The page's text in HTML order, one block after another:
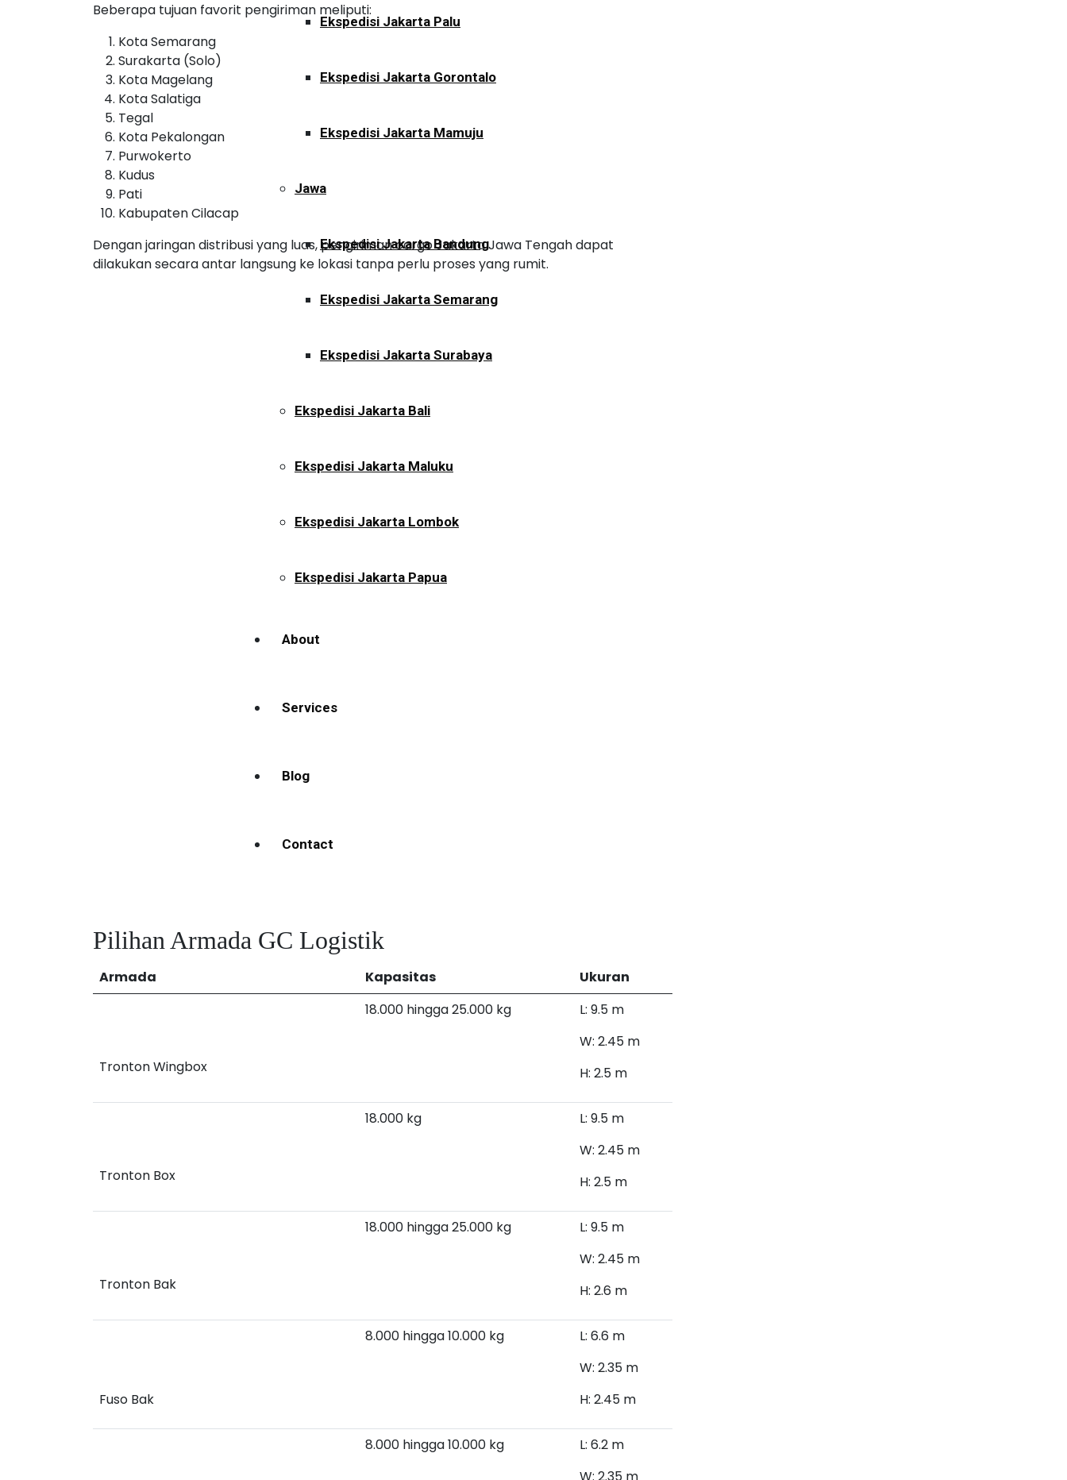
Ekspedisi Jakarta Palu
Ekspedisi Jakarta Gorontalo
Ekspedisi Jakarta Mamuju
Jawa
Ekspedisi Jakarta Bandung
Ekspedisi Jakarta Semarang
Ekspedisi Jakarta Surabaya
Ekspedisi Jakarta Bali
Ekspedisi Jakarta Maluku
Ekspedisi Jakarta Lombok
Ekspedisi Jakarta Papua
About
Services
Blog
Contact
Beberapa tujuan favorit pengiriman meliputi:
Kota Semarang
Surakarta (Solo)
Kota Magelang
Kota Salatiga
Tegal
Kota Pekalongan
Purwokerto
Kudus
Pati
Kabupaten Cilacap
Dengan jaringan distribusi yang luas, pengiriman cargo Jakarta Jawa Tengah dapat
dilakukan secara antar langsung ke lokasi tanpa perlu proses yang rumit.
Pilihan Armada GC Logistik
Armada Kapasitas Ukuran
Tronton Wingbox
18.000 hingga 25.000 kg
L: 9.5 m
W: 2.45 m
H: 2.5 m
Tronton Box
18.000 kg
L: 9.5 m
W: 2.45 m
H: 2.5 m
Tronton Bak
18.000 hingga 25.000 kg
L: 9.5 m
W: 2.45 m
H: 2.6 m
Fuso Bak
8.000 hingga 10.000 kg
L: 6.6 m
W: 2.35 m
H: 2.45 m
8.000 hingga 10.000 kg
L: 6.2 m